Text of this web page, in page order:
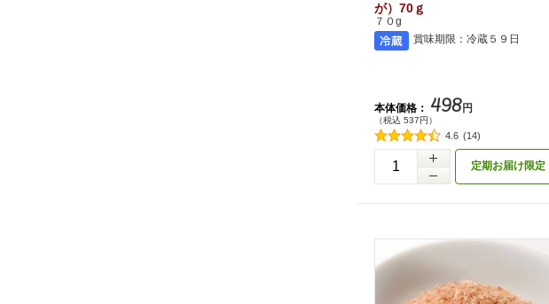
が）70ｇ
７０g
賞味期限：冷蔵５９日
本体価格： 498円
（税込 537円）
4.6 (14)
定期お届け限定
+
-